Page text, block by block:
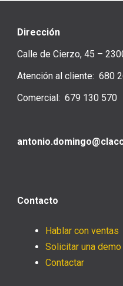
Dirección
Calle de Cierzo, 45 –
Atención al cliente: 680
Comercial: 679 130 570
Contacto
Hablar con ventas
Solicitar una demo
Contactar